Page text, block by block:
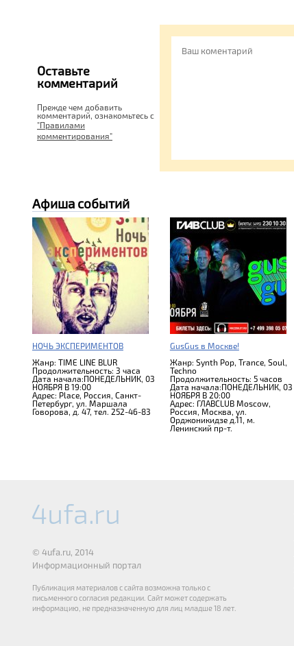
Оставьте
комментарий
Прежде чем добавить
комментарий, ознакомьтесь c
"Правилами
комментирования"
Афиша событий
НОЧЬ ЭКСПЕРИМЕНТОВ
Жанр: TIME LINE BLUR
Продолжительность: 3 часа
Дата начала:ПОНЕДЕЛЬНИК, 03
НОЯБРЯ В 19:00
Адрес: Place, Россия, Санкт-
Петербург, ул. Маршала
Говорова, д. 47, тел. 252-46-83
GusGus в Москве!
Жанр: Synth Pop, Trance, Soul,
Techno
Продолжительность: 5 часов
Дата начала:ПОНЕДЕЛЬНИК, 03
НОЯБРЯ В 20:00
Адрес: ГЛАВCLUB Moscow,
Россия, Москва, ул.
Орджоникидзе д.11, м.
Ленинский пр-т.
© 4ufa.ru, 2014
Информационный портал
Публикация материалов с сайта возможна только с
письменного согласия редакции. Сайт может содержать
информацию, не предназначенную для лиц младше 18 лет.